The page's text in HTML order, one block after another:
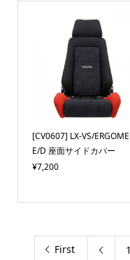
[CV0607] LX-VS/
E/D 座面サイドカバー
¥7,200
First  1